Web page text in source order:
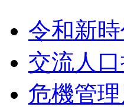
令和新
交流人
危機管